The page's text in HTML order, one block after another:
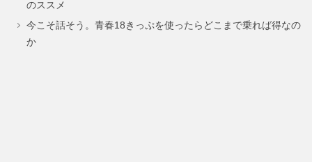
ジ
ジ
ジ
のススメ
今こそ話そう。青春18きっぷを使ったらどこまで乗れば得なの
か